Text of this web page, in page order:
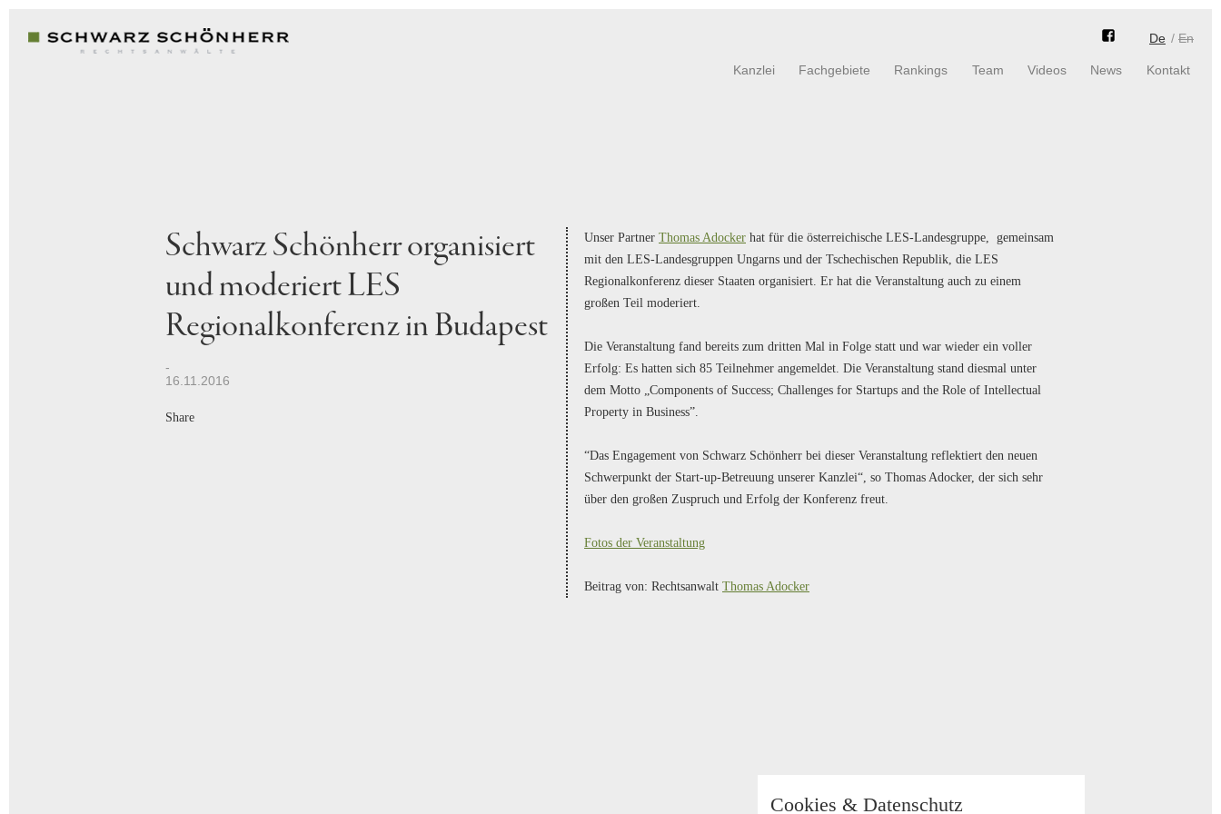
_
Kanzlei Fachgebiete Rankings Team Videos News Kontakt
De En
Schwarz Schönherr organisiert
und moderiert LES
Regionalkonferenz in Budapest
16.11.2016
Share
Unser Partner Thomas Adocker hat für die österreichische LES-Landesgruppe, gemeinsam
mit den LES-Landesgruppen Ungarns und der Tschechischen Republik, die LES
Regionalkonferenz dieser Staaten organisiert. Er hat die Veranstaltung auch zu einem
großen Teil moderiert.
Die Veranstaltung fand bereits zum dritten Mal in Folge statt und war wieder ein voller
Erfolg: Es hatten sich 85 Teilnehmer angemeldet. Die Veranstaltung stand diesmal unter
dem Motto „Components of Success; Challenges for Startups and the Role of Intellectual
Property in Business”.
“Das Engagement von Schwarz Schönherr bei dieser Veranstaltung reflektiert den neuen
Schwerpunkt der Start-up-Betreuung unserer Kanzlei“, so Thomas Adocker, der sich sehr
über den großen Zuspruch und Erfolg der Konferenz freut.
Fotos der Veranstaltung
Beitrag von: Rechtsanwalt Thomas Adocker
Cookies & Datenschutz